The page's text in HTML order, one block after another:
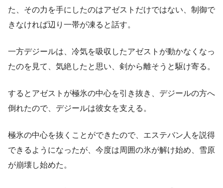
た、その力を手にしたのはアゼストだけではない、制御で
きなければ辺り一帯が凍ると話す。
一方デジールは、冷気を吸収したアゼストが動かなくなっ
たのを見て、気絶したと思い、剣から離そうと駆け寄る。
するとアゼストが極氷の中心を引き抜き、デジールの方へ
倒れたので、デジールは彼女を支える。
極氷の中心を抜くことができたので、エステバン人を説得
できるようになったが、今度は周囲の氷が解け始め、雪原
が崩壊し始めた。